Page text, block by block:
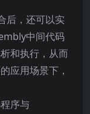
后，还可以实
中间代码
和执行，从而
应用场景下，
序与